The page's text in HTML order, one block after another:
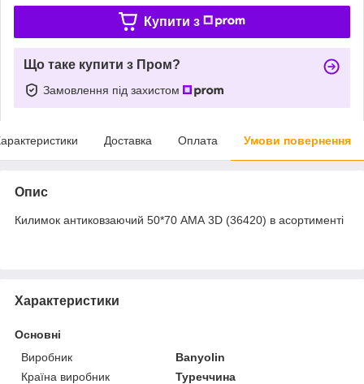
Купити з
Що таке купити з Пром?
Замовлення під захистом
Доставка Оплата Умови повернення
Опис
Килимок антиковзаючий 50*70 АМА 3D (36420) в асортименті
Характеристики
Основні
Виробник
Banyolin
Країна виробник
Туреччина